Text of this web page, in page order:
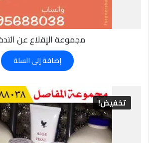
مجموعة الإقلاع عن
إضافة إلى السلة
تخفيض!